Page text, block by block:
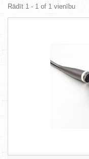
Rādīt 1 - 1 of 1 vienību